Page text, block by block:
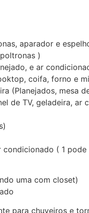
aparador e
)
e ar
coifa, forno e
(Planejados, mesa
de TV, geladeira, ar
( 1
uma com closet)
para chuveiros e